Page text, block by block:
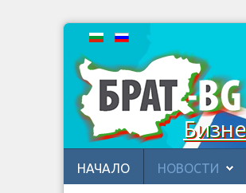
НАЧАЛО НОВОСТИ